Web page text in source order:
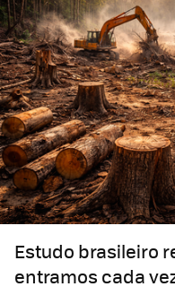
Estudo brasileiro
entramos cada